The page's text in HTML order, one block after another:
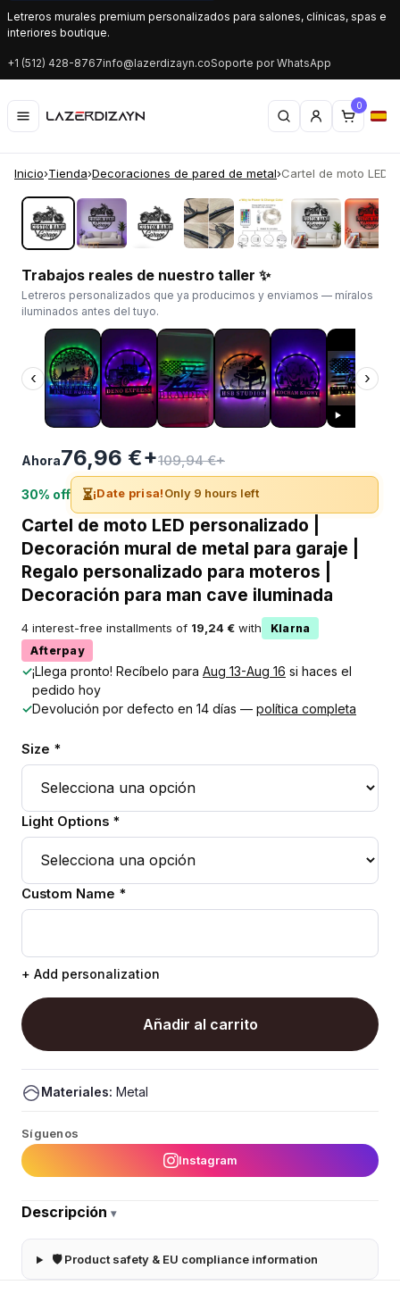
Letreros murales premium personalizados para salones, clínicas, spas e
interiores boutique.
+1 (512) 428-8767info@lazerdizayn.coSoporte por WhatsApp
0
Inicio›Tienda›Decoraciones de pared de metal›Cartel de moto LED
‹ ›
Trabajos reales de nuestro taller ✨
Letreros personalizados que ya producimos y enviamos — míralos
iluminados antes del tuyo.
‹ ›
Ahora76,96 €+109,94 €+
30% off ⏳¡Date prisa!Only 9 hours left
Cartel de moto LED personalizado |
Decoración mural de metal para garaje |
Regalo personalizado para moteros |
Decoración para man cave iluminada
4 interest-free installments of 19,24 € with
Klarna
Afterpay
✓¡Llega pronto! Recíbelo para Aug 13-Aug 16 si haces el
pedido hoy
✓Devolución por defecto en 14 días — política completa
Size *
Light Options *
Custom Name *
+ Add personalization
Añadir al carrito
Materiales: Metal
Síguenos
Instagram
Descripción ▾
🛡 Product safety & EU compliance information